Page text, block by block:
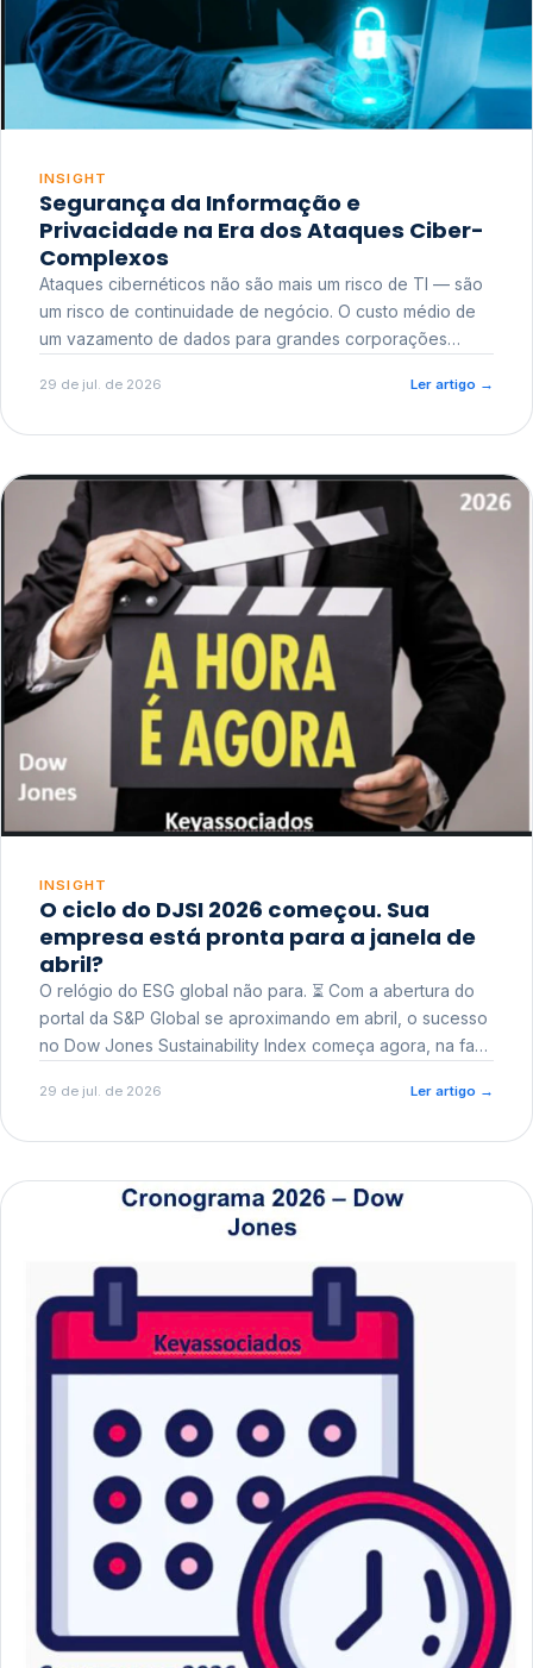
INSIGHT
Segurança da Informação e
Privacidade na Era dos Ataques Ciber-
Complexos
Ataques cibernéticos não são mais um risco de TI — são
um risco de continuidade de negócio. O custo médio de
um vazamento de dados para grandes corporações
reputacional e o risco regulatório junto a órgãos como a
29 de jul. de 2026 Ler artigo →
INSIGHT
O ciclo do DJSI 2026 começou. Sua
empresa está pronta para a janela de
abril?
O relógio do ESG global não para. ⏳ Com a abertura do
portal da S&P Global se aproximando em abril, o sucesso
no Dow Jones Sustainability Index começa agora, na fase
29 de jul. de 2026 Ler artigo →